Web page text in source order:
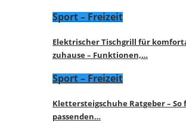
Sport – Freizeit
Elektrischer Tischgrill für
zuhause – Funktionen,…
Sport – Freizeit
Klettersteigschuhe Ratgeber – So
passenden…